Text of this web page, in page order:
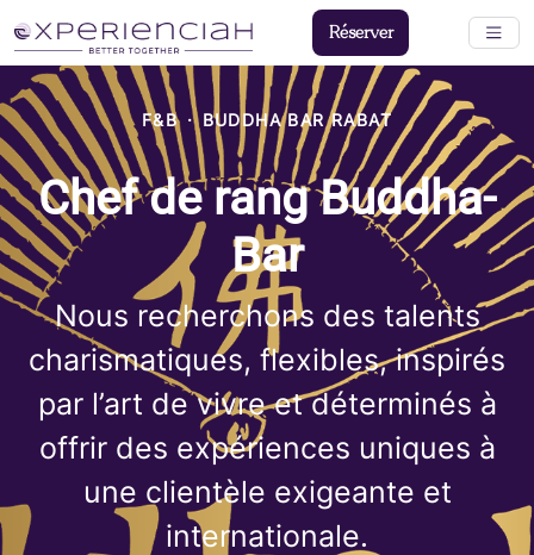
F&B · BUDDHA BAR RABAT
Chef de rang Buddha-
Bar
Nous recherchons des talents
charismatiques, flexibles, inspirés
par l’art de vivre et déterminés à
offrir des expériences uniques à
une clientèle exigeante et
internationale.
Réserver